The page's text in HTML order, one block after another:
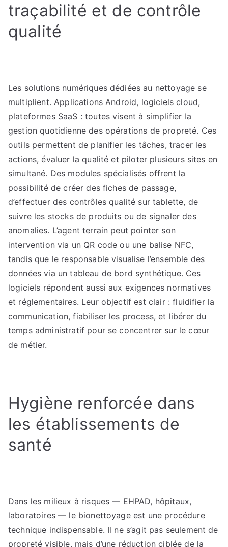
traçabilité et de contrôle
qualité
Les solutions numériques dédiées au nettoyage se
multiplient. Applications Android, logiciels cloud,
plateformes SaaS : toutes visent à simplifier la
gestion quotidienne des opérations de propreté. Ces
outils permettent de planifier les tâches, tracer les
actions, évaluer la qualité et piloter plusieurs sites en
simultané. Des modules spécialisés offrent la
possibilité de créer des fiches de passage,
d’effectuer des contrôles qualité sur tablette, de
suivre les stocks de produits ou de signaler des
anomalies. L’agent terrain peut pointer son
intervention via un QR code ou une balise NFC,
tandis que le responsable visualise l’ensemble des
données via un tableau de bord synthétique. Ces
logiciels répondent aussi aux exigences normatives
et réglementaires. Leur objectif est clair : fluidifier la
communication, fiabiliser les process, et libérer du
temps administratif pour se concentrer sur le cœur
de métier.
Hygiène renforcée dans
les établissements de
santé
Dans les milieux à risques — EHPAD, hôpitaux,
laboratoires — le bionettoyage est une procédure
technique indispensable. Il ne s’agit pas seulement de
propreté visible, mais d’une réduction ciblée de la